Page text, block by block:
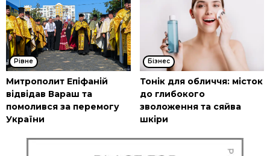
Рівне
Митрополит Епіфаній
відвідав Вараш та
помолився за перемогу
України
Бізнес
Тонік для обличчя: місток
до глибокого
зволоження та сяйва
шкіри